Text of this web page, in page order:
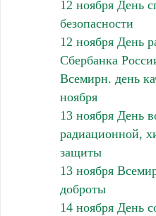
12 ноября День
безопасности
12 ноября День
Сбербанка
Всемирн. день
ноября
13 ноября День
радиационной,
защиты
13 ноября
доброты
14 ноября День